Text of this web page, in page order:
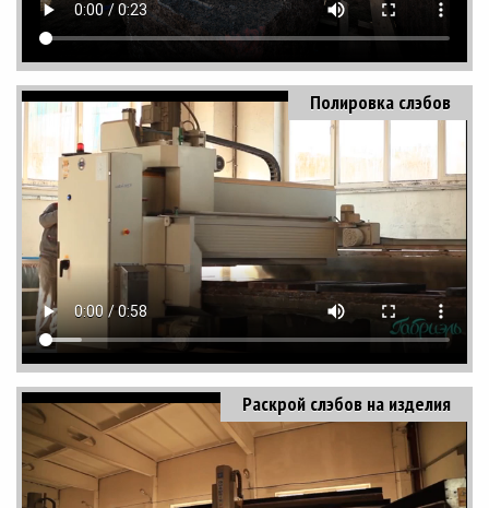
Полировка слэбов
Раскрой слэбов на изделия